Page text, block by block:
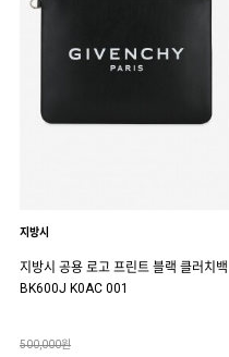
지방시
지방시 공용 로고 프린트 블랙 클러치백
BK600J K0AC 001
500,000원